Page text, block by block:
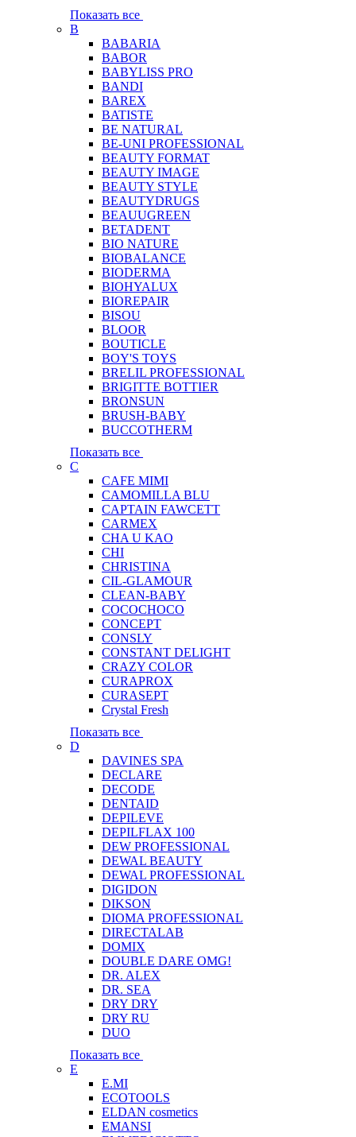
Показать все
B
BABARIA
BABOR
BABYLISS PRO
BANDI
BAREX
BATISTE
BE NATURAL
BE-UNI PROFESSIONAL
BEAUTY FORMAT
BEAUTY IMAGE
BEAUTY STYLE
BEAUTYDRUGS
BEAUUGREEN
BETADENT
BIO NATURE
BIOBALANCE
BIODERMA
BIOHYALUX
BIOREPAIR
BISOU
BLOOR
BOUTICLE
BOY'S TOYS
BRELIL PROFESSIONAL
BRIGITTE BOTTIER
BRONSUN
BRUSH-BABY
BUCCOTHERM
Показать все
C
CAFE MIMI
CAMOMILLA BLU
CAPTAIN FAWCETT
CARMEX
CHA U KAO
CHI
CHRISTINA
CIL-GLAMOUR
CLEAN-BABY
COCOCHOCO
CONCEPT
CONSLY
CONSTANT DELIGHT
CRAZY COLOR
CURAPROX
CURASEPT
Crystal Fresh
Показать все
D
DAVINES SPA
DECLARE
DECODE
DENTAID
DEPILEVE
DEPILFLAX 100
DEW PROFESSIONAL
DEWAL BEAUTY
DEWAL PROFESSIONAL
DIGIDON
DIKSON
DIOMA PROFESSIONAL
DIRECTALAB
DOMIX
DOUBLE DARE OMG!
DR. ALEX
DR. SEA
DRY DRY
DRY RU
DUO
Показать все
E
E.MI
ECOTOOLS
ELDAN cosmetics
EMANSI